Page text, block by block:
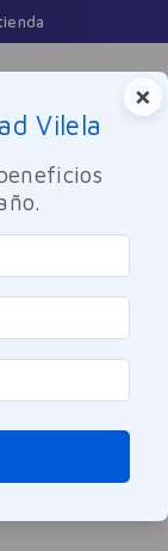
×
Vilela